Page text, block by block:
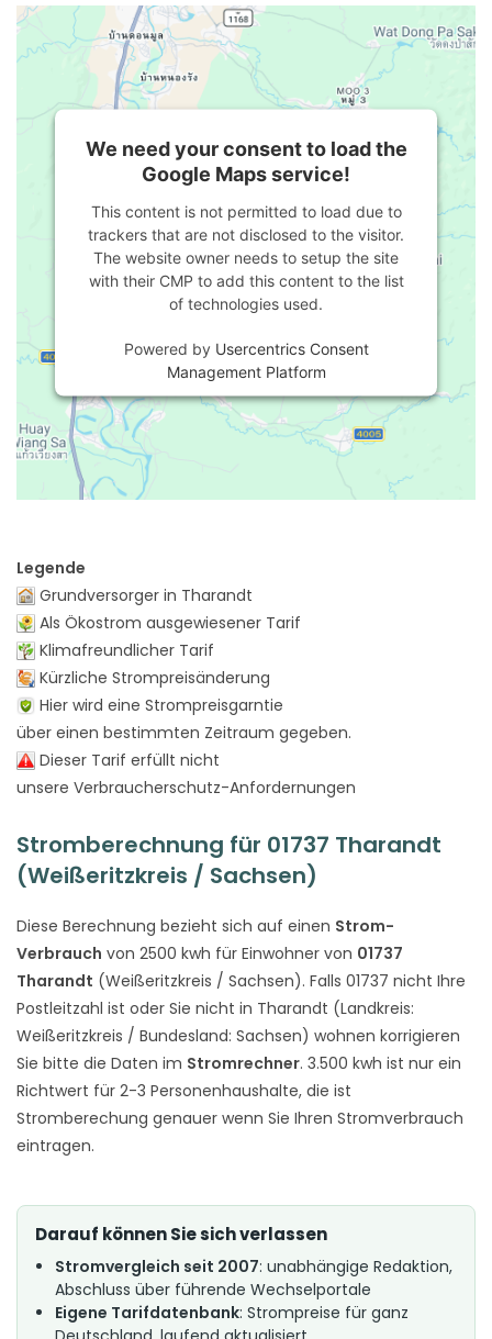
We need your consent to load the
Google Maps service!
This content is not permitted to load due to
trackers that are not disclosed to the visitor.
The website owner needs to setup the site
with their CMP to add this content to the list
of technologies used.
Powered by Usercentrics Consent
Management Platform
Legende
Grundversorger in Tharandt
Als Ökostrom ausgewiesener Tarif
Klimafreundlicher Tarif
Kürzliche Strompreisänderung
Hier wird eine Strompreisgarntie
über einen bestimmten Zeitraum gegeben.
Dieser Tarif erfüllt nicht
unsere Verbraucherschutz-Anfordernungen
Stromberechnung für 01737 Tharandt
(Weißeritzkreis / Sachsen)
Diese Berechnung bezieht sich auf einen Strom-
Verbrauch von 2500 kwh für Einwohner von 01737
Tharandt (Weißeritzkreis / Sachsen). Falls 01737 nicht Ihre
Postleitzahl ist oder Sie nicht in Tharandt (Landkreis:
Weißeritzkreis / Bundesland: Sachsen) wohnen korrigieren
Sie bitte die Daten im Stromrechner. 3.500 kwh ist nur ein
Richtwert für 2-3 Personenhaushalte, die ist
Stromberechung genauer wenn Sie Ihren Stromverbrauch
eintragen.
Darauf können Sie sich verlassen
Stromvergleich seit 2007: unabhängige Redaktion,
Abschluss über führende Wechselportale
Eigene Tarifdatenbank: Strompreise für ganz